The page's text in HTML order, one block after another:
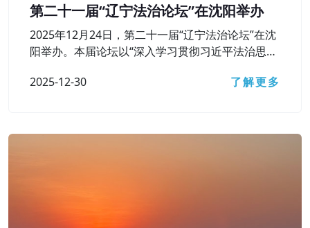
第二十一届“辽宁法治论坛”在沈阳举办
2025年12月24日，第二十一届“辽宁法治论坛”在沈
阳举办。本届论坛以“深入学习贯彻习近平法治思
2025-12-30
了解更多